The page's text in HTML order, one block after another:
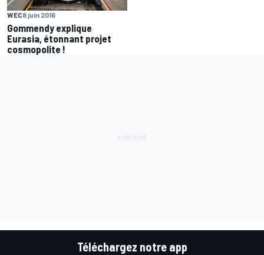
WEC8 juin 2016
Gommendy explique
Eurasia, étonnant projet
cosmopolite !
Téléchargez notre app